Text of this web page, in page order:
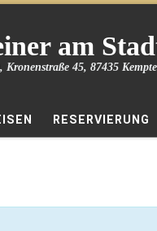
am
Kronenstraße 45, 87435
RESERVIERUNG